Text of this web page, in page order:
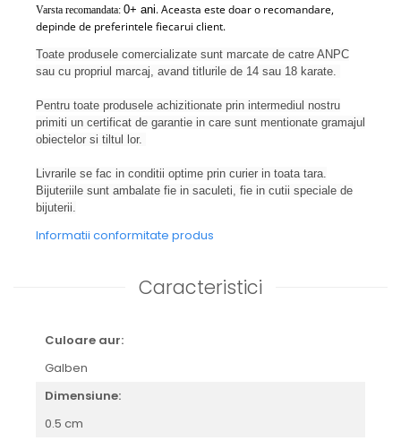
Varsta recomandata: 0+ ani. Aceasta este doar o recomandare,
depinde de preferintele fiecarui client.
Toate produsele comercializate sunt marcate de catre ANPC
sau cu propriul marcaj, avand titlurile de 14 sau 18 karate.
Pentru toate produsele achizitionate prin intermediul nostru
primiti un certificat de garantie in care sunt mentionate gramajul
obiectelor si tiltul lor.
Livrarile se fac in conditii optime prin curier in toata tara.
Bijuteriile sunt ambalate fie in saculeti, fie in cutii speciale de
bijuterii.
Informatii conformitate produs
Caracteristici
Culoare aur:
Galben
Dimensiune:
0.5 cm